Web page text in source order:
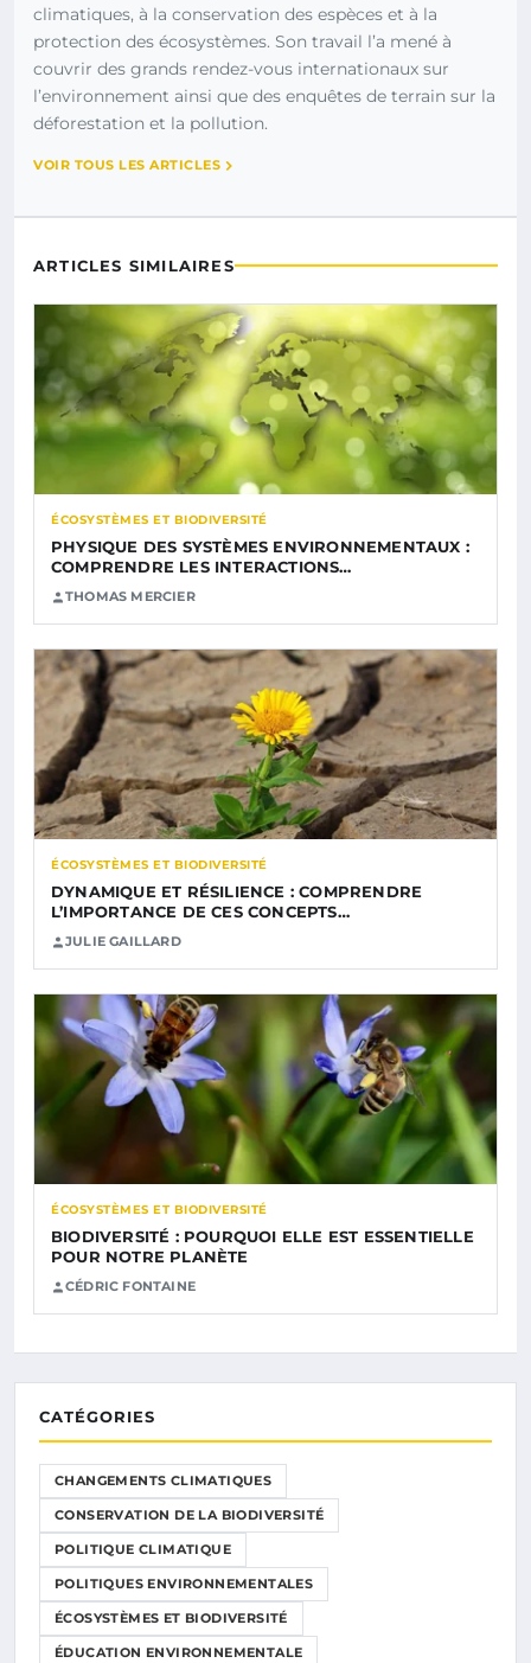
climatiques, à la conservation des espèces et à la
protection des écosystèmes. Son travail l’a mené à
couvrir des grands rendez-vous internationaux sur
l’environnement ainsi que des enquêtes de terrain sur la
déforestation et la pollution.
VOIR TOUS LES ARTICLES
ARTICLES SIMILAIRES
ÉCOSYSTÈMES ET BIODIVERSITÉ
PHYSIQUE DES SYSTÈMES ENVIRONNEMENTAUX :
COMPRENDRE LES INTERACTIONS…
THOMAS MERCIER
ÉCOSYSTÈMES ET BIODIVERSITÉ
DYNAMIQUE ET RÉSILIENCE : COMPRENDRE
L’IMPORTANCE DE CES CONCEPTS…
JULIE GAILLARD
ÉCOSYSTÈMES ET BIODIVERSITÉ
BIODIVERSITÉ : POURQUOI ELLE EST ESSENTIELLE
POUR NOTRE PLANÈTE
CÉDRIC FONTAINE
CATÉGORIES
CHANGEMENTS CLIMATIQUES
CONSERVATION DE LA BIODIVERSITÉ
POLITIQUE CLIMATIQUE
POLITIQUES ENVIRONNEMENTALES
ÉCOSYSTÈMES ET BIODIVERSITÉ
ÉDUCATION ENVIRONNEMENTALE